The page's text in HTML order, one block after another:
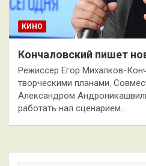
КИНО
Кончаловский пишет
Режиссер Егор Михалков-
творческими планами.
Александром
работать нал сценарием…